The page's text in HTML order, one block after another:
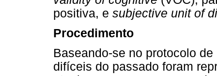
positiva, e subjective unit of
Procedimento
Baseando-se no protocolo
difíceis do passado foram